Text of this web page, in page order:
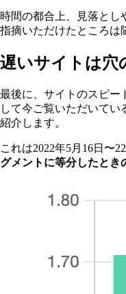
時間の都合上、見落とし
指摘いただけたところは
遅いサイトは穴
最後に、サイトのスピー
して今ご覧いただいて
紹介します。
これは2022年5月16日〜
グメントに等分したとき